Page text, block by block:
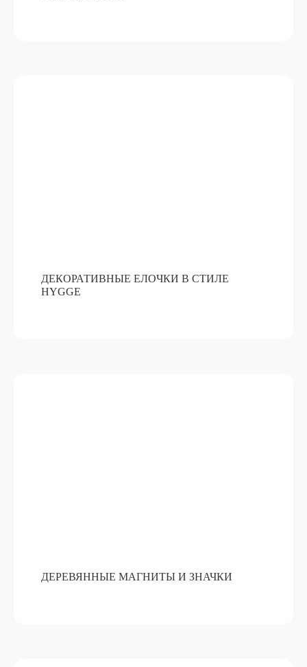
ДЕКОРАТИВНЫЕ ЕЛОЧКИ В СТИЛЕ
HYGGE
ДЕРЕВЯННЫЕ МАГНИТЫ И ЗНАЧКИ